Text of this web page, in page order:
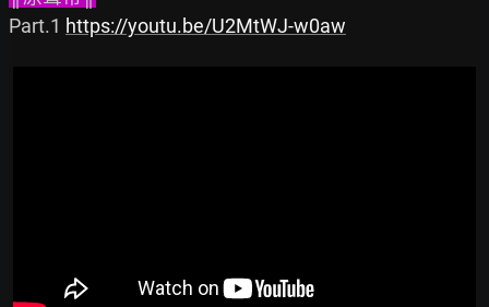
Part.1 https://youtu.be/U2MtWJ-w0aw